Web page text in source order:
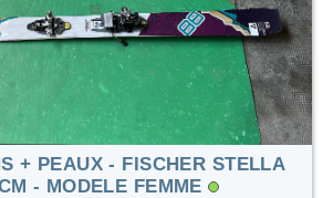
+ PEAUX - FISCHER STELLA
- MODELE FEMME